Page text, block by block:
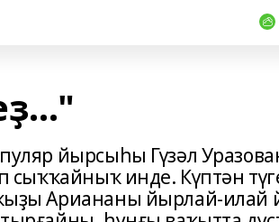
йырсыһы Гүзәл
сыҡҡайныҡ инде. Күптән
Ариананы йырлай-илай